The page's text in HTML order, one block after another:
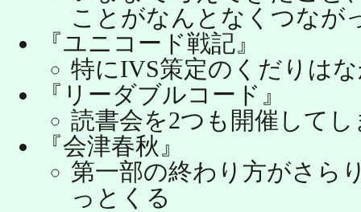
ことがなんとなくつなが
『ユニコード戦記』
特にIVS策定のくだりは
『リーダブルコード』
読書会を2つも開催して
『会津春秋』
第一部の終わり方がさら
っとくる